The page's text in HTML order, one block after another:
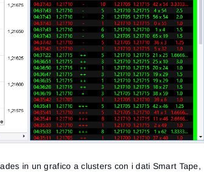
in un grafico a clusters con i dati Smart Tape,